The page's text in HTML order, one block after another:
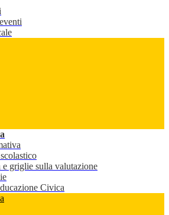
griglie sulla valutazione
Civica